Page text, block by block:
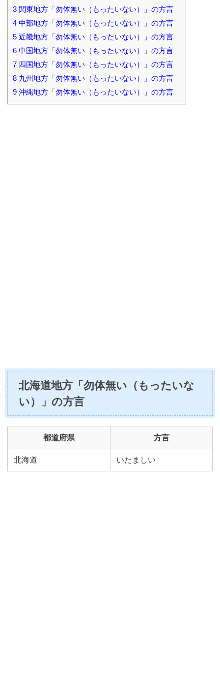
3 関東地方「勿体無い（もったいない）」の方言
4 中部地方「勿体無い（もったいない）」の方言
5 近畿地方「勿体無い（もったいない）」の方言
6 中国地方「勿体無い（もったいない）」の方言
7 四国地方「勿体無い（もったいない）」の方言
8 九州地方「勿体無い（もったいない）」の方言
9 沖縄地方「勿体無い（もったいない）」の方言
北海道地方「勿体無い（もったいな
い）」の方言
都道府県 方言
北海道 いたましい